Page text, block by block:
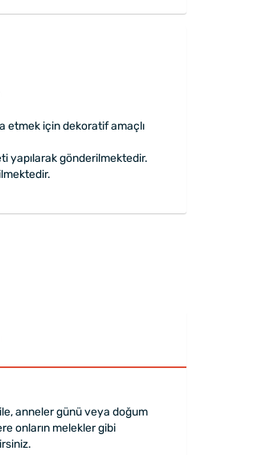
etmek için dekoratif amaçlı
yapılarak gönderilmektedir.
anneler günü veya doğum
onların melekler gibi